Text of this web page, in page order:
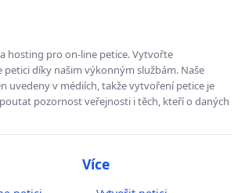
hosting pro on-line petice. Vytvořte
petici díky našim výkonným službám. Naše
uvedeny v médiích, takže vytvoření petice je
pozornost veřejnosti i těch, kteří o daných
Více